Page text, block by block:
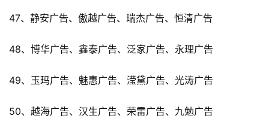
47、静安广告、傲越广告、瑞杰广告、恒清广告
48、博华广告、鑫泰广告、泛家广告、永理广告
49、玉玛广告、魅惠广告、滢黛广告、光涛广告
50、越海广告、汉生广告、荣雷广告、九勉广告